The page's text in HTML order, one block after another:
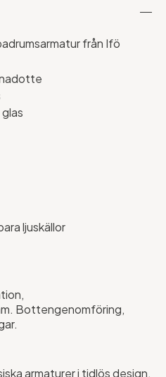
från Ifö
ljuskällor
Bottengenomföring,
armaturer i tidlös design.